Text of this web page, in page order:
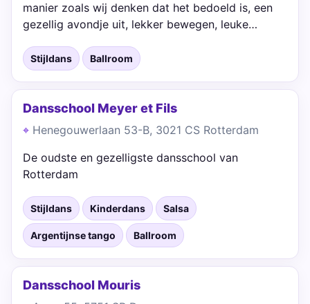
manier zoals wij denken dat het bedoeld is, een
gezellig avondje uit, lekker bewegen, leuke…
Stijldans Ballroom
Dansschool Meyer et Fils
Henegouwerlaan 53-B, 3021 CS Rotterdam
De oudste en gezelligste dansschool van
Rotterdam
Stijldans Kinderdans Salsa
Argentijnse tango Ballroom
Dansschool Mouris